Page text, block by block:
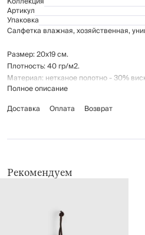
Артикул
Упаковка
Салфетка влажная, хозяйственная,
Размер: 20х19 см.
Плотность: 40 гр/м2.
Материал: нетканое полотно - 30%
пропитывающий лосьон - состав указан
Салфетки для быстрой и эффективной
поверхности. Удобно использовать
Полное описание
Доставка
Оплата Возврат
Рекомендуем